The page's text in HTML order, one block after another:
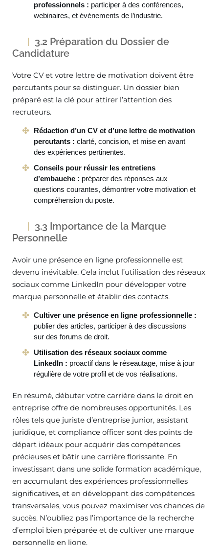
professionnels : participer à des conférences,
webinaires, et événements de l’industrie.
3.2 Préparation du Dossier de
Candidature
Votre CV et votre lettre de motivation doivent être
percutants pour se distinguer. Un dossier bien
préparé est la clé pour attirer l’attention des
recruteurs.
Rédaction d’un CV et d’une lettre de motivation
percutants : clarté, concision, et mise en avant
des expériences pertinentes.
Conseils pour réussir les entretiens
d’embauche : préparer des réponses aux
questions courantes, démontrer votre motivation et
compréhension du poste.
3.3 Importance de la Marque
Personnelle
Avoir une présence en ligne professionnelle est
devenu inévitable. Cela inclut l’utilisation des réseaux
sociaux comme LinkedIn pour développer votre
marque personnelle et établir des contacts.
Cultiver une présence en ligne professionnelle :
publier des articles, participer à des discussions
sur des forums de droit.
Utilisation des réseaux sociaux comme
LinkedIn : proactif dans le réseautage, mise à jour
régulière de votre profil et de vos réalisations.
En résumé, débuter votre carrière dans le droit en
entreprise offre de nombreuses opportunités. Les
rôles tels que juriste d’entreprise junior, assistant
juridique, et compliance officer sont des points de
départ idéaux pour acquérir des compétences
précieuses et bâtir une carrière florissante. En
investissant dans une solide formation académique,
en accumulant des expériences professionnelles
significatives, et en développant des compétences
transversales, vous pouvez maximiser vos chances de
succès. N’oubliez pas l’importance de la recherche
d’emploi bien préparée et de cultiver une marque
personnelle en ligne.